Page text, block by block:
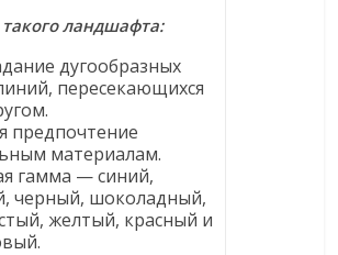
ландшафта:
дугообразных
пересекающихся
предпочтение
материалам.
гамма — синий,
черный, шоколадный,
желтый, красный и